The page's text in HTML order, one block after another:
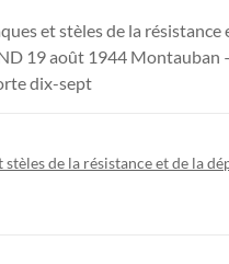
et stèles de la
19 août 1944 Montauban
dix-sept
de la résistance et de la